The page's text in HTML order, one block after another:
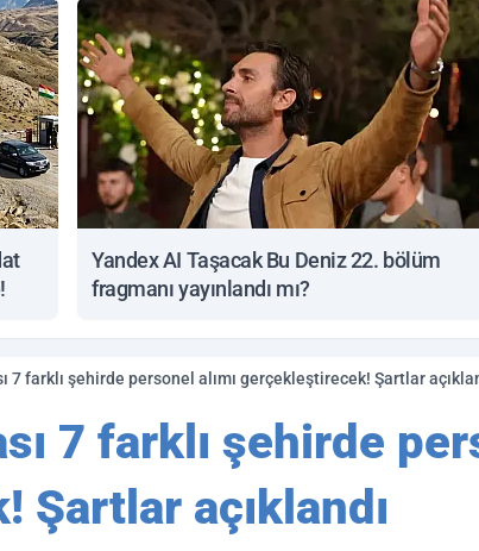
Yandex AI Taşacak Bu Deniz 22. bölüm
fragmanı yayınlandı mı?
7 farklı şehirde personel alımı gerçekleştirecek! Şartlar
7 farklı şehirde
açıklandı